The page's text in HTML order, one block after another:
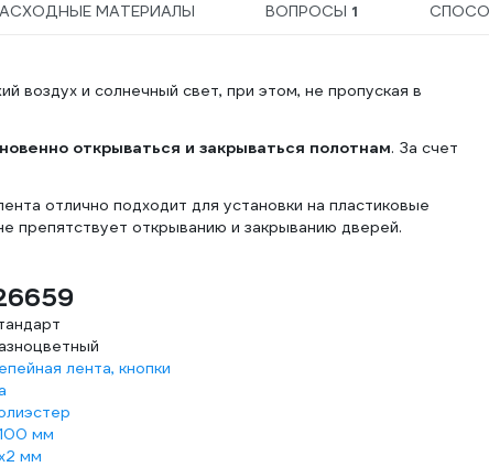
МАТЕРИАЛЫ ВОПРОСЫ 1
воздух и солнечный свет, при этом, не пропуская в
открываться и закрываться полотнам. За счет
отлично подходит для установки на пластиковые
препятствует открыванию и закрыванию дверей.
лента, кнопки
мм
мм